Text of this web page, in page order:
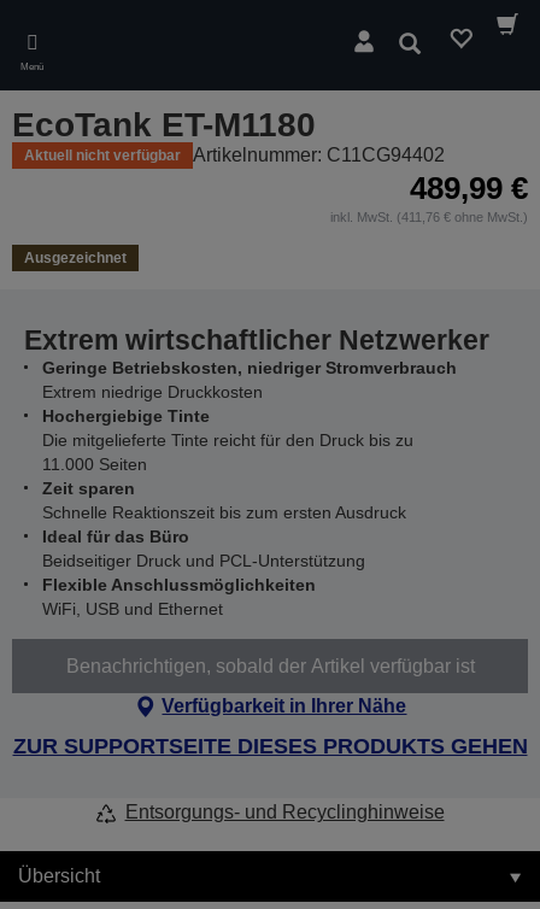
main
content
Menü
Suchen
EcoTank ET-M1180
Aktuell nicht verfügbar Artikelnummer: C11CG94402
489,99 €
inkl. MwSt. (411,76 € ohne MwSt.)
Ausgezeichnet
Extrem wirtschaftlicher Netzwerker
Geringe Betriebskosten, niedriger Stromverbrauch
Extrem niedrige Druckkosten
Hochergiebige Tinte
Die mitgelieferte Tinte reicht für den Druck bis zu
11.000 Seiten
Zeit sparen
Schnelle Reaktionszeit bis zum ersten Ausdruck
Ideal für das Büro
Beidseitiger Druck und PCL-Unterstützung
Flexible Anschlussmöglichkeiten
WiFi, USB und Ethernet
Benachrichtigen, sobald der Artikel verfügbar ist
Verfügbarkeit in Ihrer Nähe
ZUR SUPPORTSEITE DIESES PRODUKTS GEHEN
Entsorgungs- und Recyclinghinweise
Übersicht